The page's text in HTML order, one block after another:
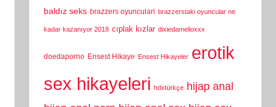
baldız seks brazzers oyunculari brazzerstaki oyuncular ne
kadar kazanıyor 2018 cıplak kızlar dixiedamelioxxx
doedaporno Ensest Hikaye Ensest Hikayeler erotik
sex hikayeleri hdxtürkçe hijap anal